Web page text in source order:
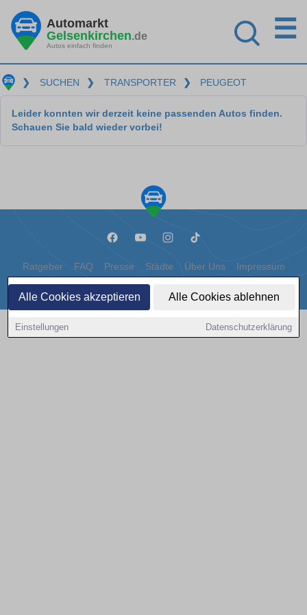
Alle Cookies akzeptieren Alle Cookies ablehnen
Einstellungen Datenschutzerklärung
Automarkt
Gelsenkirchen.de
Autos einfach finden
☰
❯ SUCHEN ❯ TRANSPORTER ❯ PEUGEOT
Leider konnten wir derzeit keine passenden Autos finden.
Schauen Sie bald wieder vorbei!
Ratgeber FAQ Presse Städte Über Uns Impressum
Datenschutz Cookies
Copyright © 2000 - 2026 | 1A Infosysteme GmbH | Content by: 1a-sites-autos